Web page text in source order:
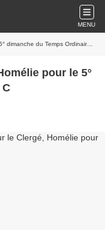
MENU
du Temps Ordinaire C
pour le 5°